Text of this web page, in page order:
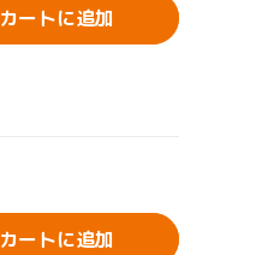
カートに追加
カートに追加